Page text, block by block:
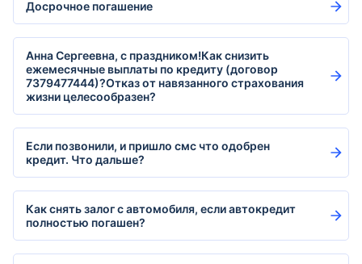
Досрочное погашение
Анна Сергеевна, с праздником!Как снизить
ежемесячные выплаты по кредиту (договор
7379477444)?Отказ от навязанного страхования
жизни целесообразен?
Если позвонили, и пришло смс что одобрен
кредит. Что дальше?
Как снять залог с автомобиля, если автокредит
полностью погашен?